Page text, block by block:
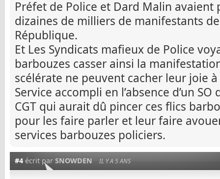
Préfet de Police et Dard Malin avaient
dizaines de milliers de manifestants
République.
Et Les Syndicats mafieux de Police
barbouzes casser ainsi la
scélérate ne peuvent cacher leur joie à
Service accompli en l’absence d’un
CGT qui aurait dû pincer ces flics
pour les faire parler et leur faire
services barbouzes policiers.
#4 écrit par SNOWDEN IL Y A 5 ANS